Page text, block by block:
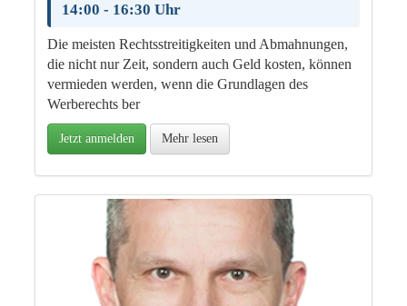
14:00 - 16:30 Uhr
Die meisten Rechtsstreitigkeiten und Abmahnungen,
die nicht nur Zeit, sondern auch Geld kosten, können
vermieden werden, wenn die Grundlagen des
Werberechts ber
Jetzt anmelden Mehr lesen